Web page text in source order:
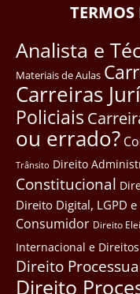
Analista e
Materiais de Aulas
Carreiras
Policiais
ou errado?
Trânsito Direito
Constitucional
Direito Digital, LGPD
Consumidor Direito
Internacional e
Direito
Direito